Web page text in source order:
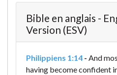
Bible en anglais -
Version (ESV)
Philippiens 1:14 - And
having become confident